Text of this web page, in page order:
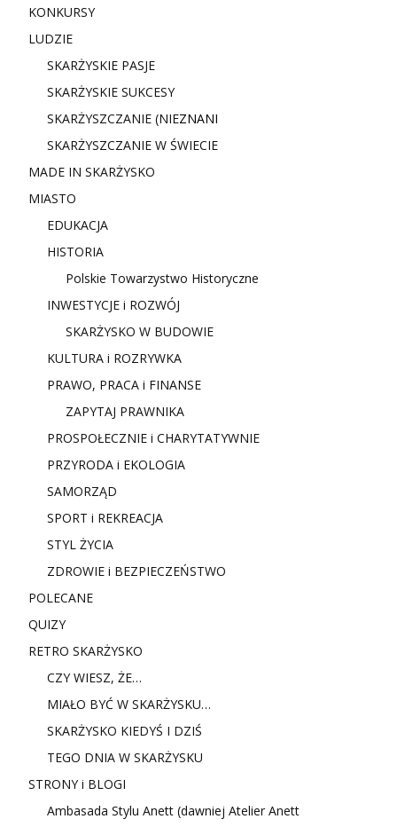
KONKURSY
LUDZIE
SKARŻYSKIE PASJE
SKARŻYSKIE SUKCESY
SKARŻYSZCZANIE (NIEZNANI
SKARŻYSZCZANIE W ŚWIECIE
MADE IN SKARŻYSKO
MIASTO
EDUKACJA
HISTORIA
Polskie Towarzystwo Historyczne
INWESTYCJE i ROZWÓJ
SKARŻYSKO W BUDOWIE
KULTURA i ROZRYWKA
PRAWO, PRACA i FINANSE
ZAPYTAJ PRAWNIKA
PROSPOŁECZNIE i CHARYTATYWNIE
PRZYRODA i EKOLOGIA
SAMORZĄD
SPORT i REKREACJA
STYL ŻYCIA
ZDROWIE i BEZPIECZEŃSTWO
POLECANE
QUIZY
RETRO SKARŻYSKO
CZY WIESZ, ŻE…
MIAŁO BYĆ W SKARŻYSKU…
SKARŻYSKO KIEDYŚ I DZIŚ
TEGO DNIA W SKARŻYSKU
STRONY i BLOGI
Ambasada Stylu Anett (dawniej Atelier Anett